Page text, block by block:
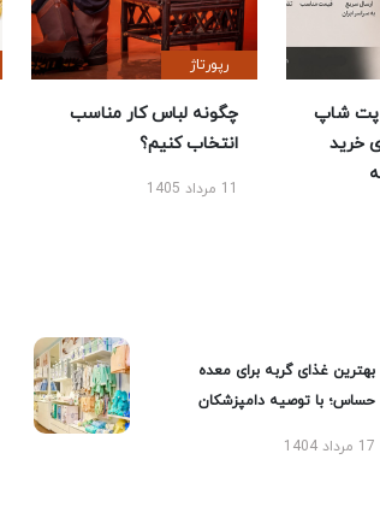
پت شاپ
خرید
رپورتاژ
چگونه لباس کار مناسب
انتخاب کنیم؟
11 مرداد 1405
بهترین غذای گربه برای معده
حساس؛ با توصیه دامپزشکان
17 مرداد 1404